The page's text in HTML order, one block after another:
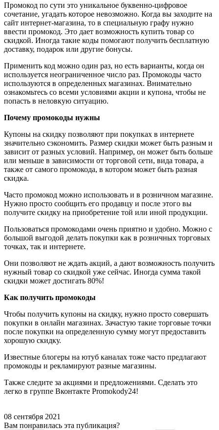
Промокод по сути это уникальное буквенно-цифровое
сочетание, угадать которое невозможно. Когда вы заходите на
сайт интернет-магазина, то в специальную графу нужно
ввести промокод. Это дает возможность купить товар со
скидкой. Иногда такие коды помогают получить бесплатную
доставку, подарок или другие бонусы.
Применить код можно один раз, но есть варианты, когда он
используется неограниченное число раз. Промокоды часто
используются в определенных магазинах. Внимательно
ознакомьтесь со всеми условиями акции и купона, чтобы не
попасть в неловкую ситуацию.
Почему промокоды нужны
Купоны на скидку позволяют при покупках в интернете
значительно сэкономить. Размер скидки может быть разным и
зависит от разных условий. Например, он может быть больше
или меньше в зависимости от торговой сети, вида товара, а
также от самого промокода, в котором может быть разная
скидка.
Часто промокод можно использовать и в розничном магазине.
Нужно просто сообщить его продавцу и после этого вы
получите скидку на приобретение той или иной продукции.
Пользоваться промокодами очень приятно и удобно. Можно с
большой выгодой делать покупки как в розничных торговых
точках, так и интернете.
Они позволяют не ждать акций, а дают возможность получить
нужный товар со скидкой уже сейчас. Иногда сумма такой
скидки может достигать 80%!
Как получить промокоды
Чтобы получить купоны на скидку, нужно просто совершать
покупки в онлайн магазинах. Зачастую такие торговые точки
после покупки на определенную сумму могут предоставить
хорошую скидку.
Известные блогеры на ютуб каналах тоже часто предлагают
промокоды и рекламируют разные магазины.
Также следите за акциями и предложениями. Сделать это
легко в группе Вконтакте Promokody24!
08 сентября 2021
Вам понравилась эта публикация?